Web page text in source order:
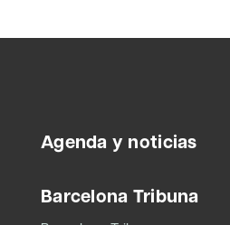
Agenda y noticias
Barcelona Tribuna